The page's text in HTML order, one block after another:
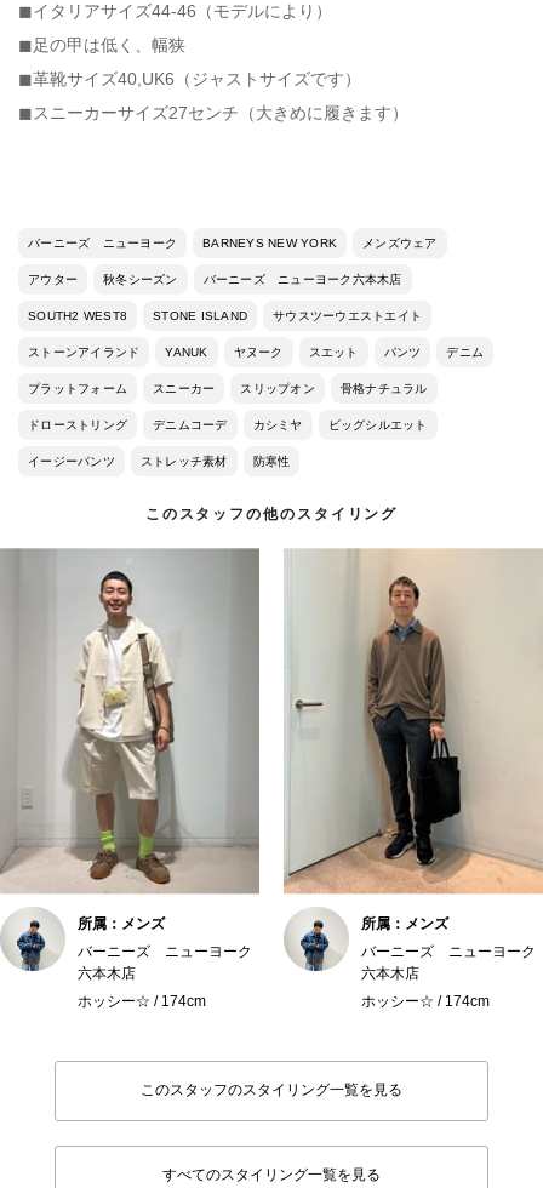
◼︎イタリアサイズ44-46（モデルにより）
◼︎足の甲は低く、幅狭
◼︎革靴サイズ40,UK6（ジャストサイズです）
◼︎スニーカーサイズ27センチ（大きめに履きます）
バーニーズ ニューヨーク BARNEYS NEW YORK メンズウェア
アウター 秋冬シーズン バーニーズ ニューヨーク六本木店
SOUTH2 WEST8 STONE ISLAND サウスツーウエストエイト
ストーンアイランド YANUK ヤヌーク スエット パンツ デニム
プラットフォーム スニーカー スリップオン 骨格ナチュラル
ドローストリング デニムコーデ カシミヤ ビッグシルエット
イージーパンツ ストレッチ素材 防寒性
このスタッフの他のスタイリング
所属：メンズ
バーニーズ ニューヨーク
六本木店
ホッシー☆ / 174cm
所属：メンズ
バーニーズ ニューヨーク
六本木店
ホッシー☆ / 174cm
このスタッフのスタイリング一覧を見る
すべてのスタイリング一覧を見る